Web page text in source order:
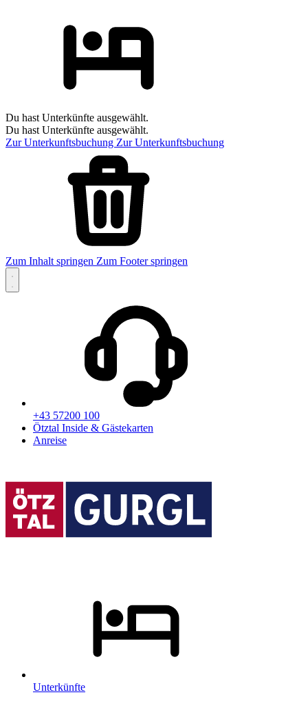
Du hast Unterkünfte ausgewählt.
Du hast Unterkünfte ausgewählt.
Zur Unterkunftsbuchung Zur Unterkunftsbuchung
Zum Inhalt springen Zum Footer springen
+43 57200 100
Ötztal Inside & Gästekarten
Anreise
Unterkünfte